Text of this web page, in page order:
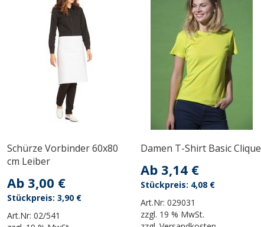
Schürze Vorbinder 60x80
cm Leiber
Ab 3,00 €
Art.Nr:02/541
3,90 €
Damen T-Shirt Basic Clique
Ab 3,14 €
Art.Nr: 029031
zzgl. 19 % MwSt.
4,08 €